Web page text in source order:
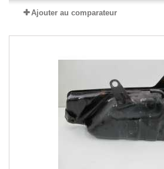
Ajouter au comparateur